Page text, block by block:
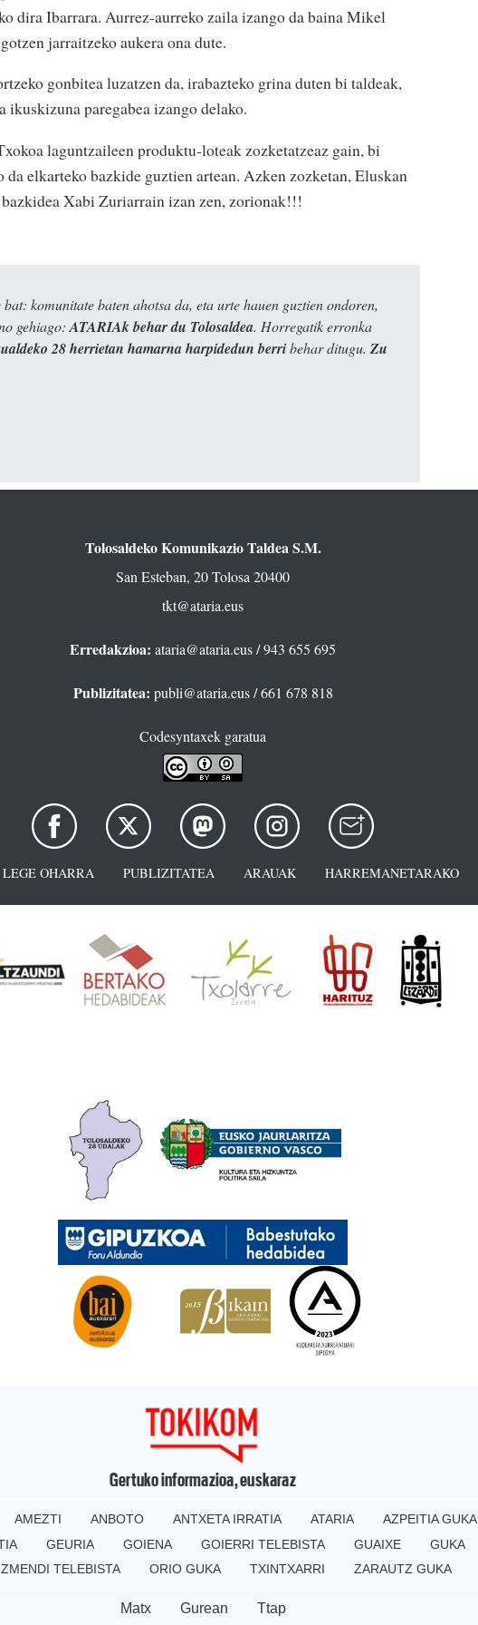
dira Ibarrara. Aurrez-aurreko zaila izango da baina Mikel
jarraitzeko aukera ona dute.
gonbitea luzatzen da, irabazteko grina duten bi taldeak,
paregabea izango delako.
laguntzaileen produktu-loteak zozketatzeaz gain, bi
elkarteko bazkide guztien artean. Azken zozketan, Eluskan
Xabi Zuriarrain izan zen, zorionak!!!
komunitate baten ahotsa da, eta urte hauen guztien ondoren,
gehiago:ATARIAk behar du Tolosaldea. Horregatik erronka
28 herrietan hamarna harpidedun berribehar ditugu. Zu
Tolosaldeko Komunikazio Taldea S.M.
San Esteban, 20 Tolosa 20400
tkt@ataria.eus
Erredakzioa: ataria@ataria.eus/ 943 655 695
Publizitatea: publi@ataria.eus/ 661 678 818
Codesyntaxek garatua
LEGE OHARRA PUBLIZITATEA ARAUAK HARREMANETARAKO
Gertuko informazioa, euskaraz
AMEZTI ANBOTO ANTXETA IRRATIA ATARIA AZPEITIA GUKA
GEURIA GOIENA GOIERRI TELEBISTA GUAIXE GUKA
TELEBISTA ORIO GUKA TXINTXARRI ZARAUTZ GUKA
Matx Gurean Ttap